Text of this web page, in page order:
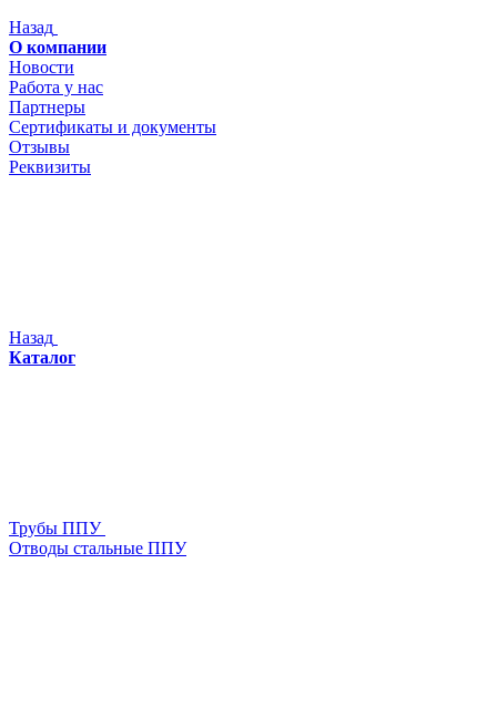
Назад
О компании
Новости
Работа у нас
Партнеры
Сертификаты и документы
Отзывы
Реквизиты
Назад
Каталог
Трубы ППУ
Отводы стальные ППУ